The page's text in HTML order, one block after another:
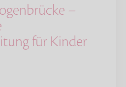
–
für Kinder